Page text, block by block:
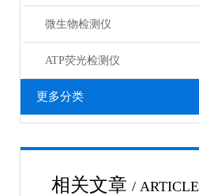
微生物检测仪
ATP荧光检测仪
更多分类
相关文章 / ARTICLE